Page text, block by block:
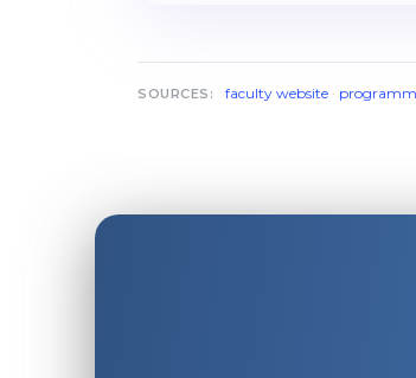
SOURCES: faculty website·